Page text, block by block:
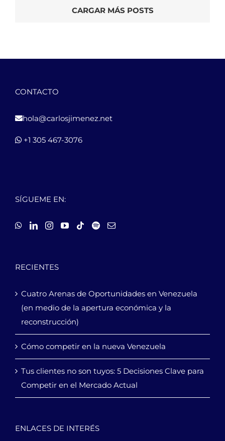
CARGAR MÁS POSTS
CONTACTO
hola@carlosjimenez.net
+1 305 467-3076
SÍGUEME EN:
RECIENTES
Cuatro Arenas de Oportunidades en Venezuela
(en medio de la apertura económica y la
reconstrucción)
Cómo competir en la nueva Venezuela
Tus clientes no son tuyos: 5 Decisiones Clave para
Competir en el Mercado Actual
ENLACES DE INTERÉS